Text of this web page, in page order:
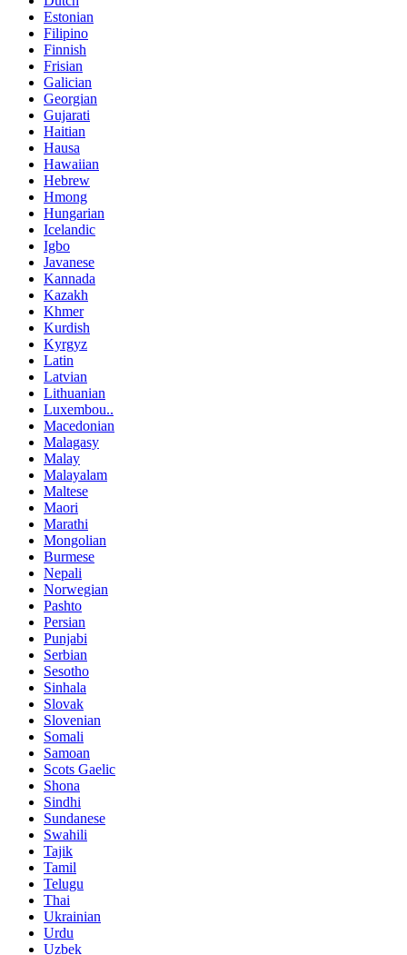
Estonian
Filipino
Finnish
Frisian
Galician
Georgian
Gujarati
Haitian
Hausa
Hawaiian
Hebrew
Hmong
Hungarian
Icelandic
Igbo
Javanese
Kannada
Kazakh
Khmer
Kurdish
Kyrgyz
Latin
Latvian
Lithuanian
Luxembou..
Macedonian
Malagasy
Malay
Malayalam
Maltese
Maori
Marathi
Mongolian
Burmese
Nepali
Norwegian
Pashto
Persian
Punjabi
Serbian
Sesotho
Sinhala
Slovak
Slovenian
Somali
Samoan
Scots Gaelic
Shona
Sindhi
Sundanese
Swahili
Tajik
Tamil
Telugu
Thai
Ukrainian
Urdu
Uzbek